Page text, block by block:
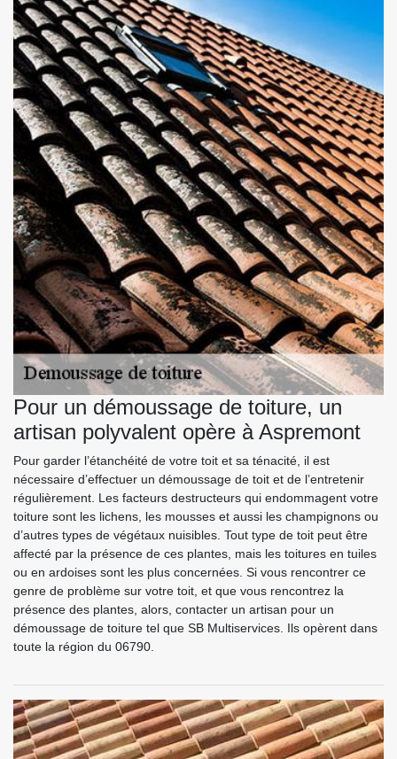
Pour un démoussage de toiture, un
artisan polyvalent opère à Aspremont
Pour garder l’étanchéité de votre toit et sa ténacité, il est
nécessaire d’effectuer un démoussage de toit et de l’entretenir
régulièrement. Les facteurs destructeurs qui endommagent votre
toiture sont les lichens, les mousses et aussi les champignons ou
d’autres types de végétaux nuisibles. Tout type de toit peut être
affecté par la présence de ces plantes, mais les toitures en tuiles
ou en ardoises sont les plus concernées. Si vous rencontrer ce
genre de problème sur votre toit, et que vous rencontrez la
présence des plantes, alors, contacter un artisan pour un
démoussage de toiture tel que SB Multiservices. Ils opèrent dans
toute la région du 06790.